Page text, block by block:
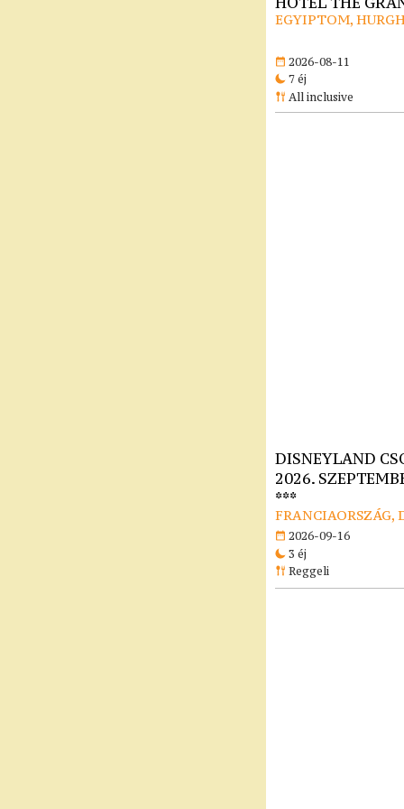
EGYIPTOM,
2026-08-11
7 éj
All inclusive
DISNEYLAND
2026.
***
FRANCIAORSZÁG,
2026-09-16
3 éj
Reggeli